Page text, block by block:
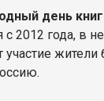
день
с 2012 года, в
жители